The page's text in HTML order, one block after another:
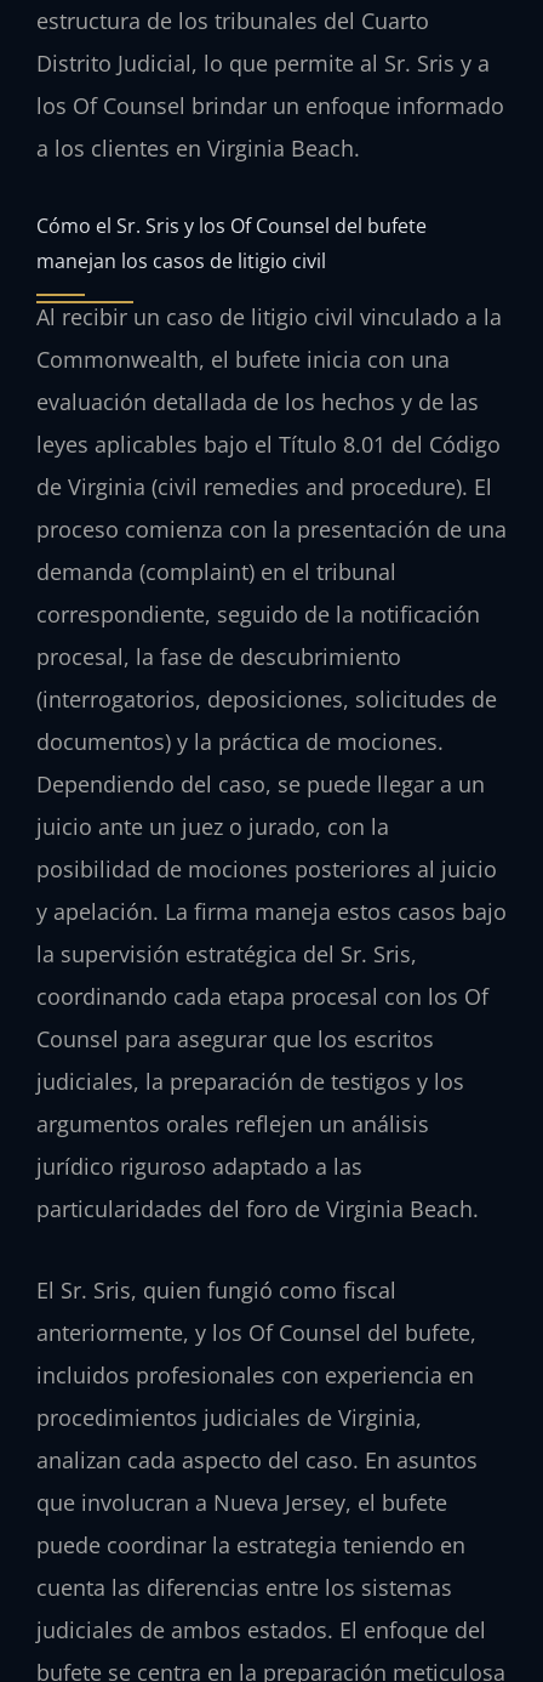
estructura de los tribunales del Cuarto
Distrito Judicial, lo que permite al Sr. Sris y a
los Of Counsel brindar un enfoque informado
a los clientes en Virginia Beach.
Cómo el Sr. Sris y los Of Counsel del bufete
manejan los casos de litigio civil
Al recibir un caso de litigio civil vinculado a la
Commonwealth, el bufete inicia con una
evaluación detallada de los hechos y de las
leyes aplicables bajo el Título 8.01 del Código
de Virginia (civil remedies and procedure). El
proceso comienza con la presentación de una
demanda (complaint) en el tribunal
correspondiente, seguido de la notificación
procesal, la fase de descubrimiento
(interrogatorios, deposiciones, solicitudes de
documentos) y la práctica de mociones.
Dependiendo del caso, se puede llegar a un
juicio ante un juez o jurado, con la
posibilidad de mociones posteriores al juicio
y apelación. La firma maneja estos casos bajo
la supervisión estratégica del Sr. Sris,
coordinando cada etapa procesal con los Of
Counsel para asegurar que los escritos
judiciales, la preparación de testigos y los
argumentos orales reflejen un análisis
jurídico riguroso adaptado a las
particularidades del foro de Virginia Beach.
El Sr. Sris, quien fungió como fiscal
anteriormente, y los Of Counsel del bufete,
incluidos profesionales con experiencia en
procedimientos judiciales de Virginia,
analizan cada aspecto del caso. En asuntos
que involucran a Nueva Jersey, el bufete
puede coordinar la estrategia teniendo en
cuenta las diferencias entre los sistemas
judiciales de ambos estados. El enfoque del
bufete se centra en la preparación meticulosa